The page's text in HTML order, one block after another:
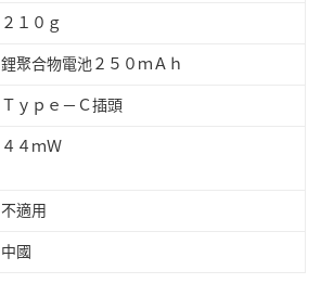
２１０ｇ
鋰聚合物電池２５０ｍＡｈ
Ｔｙｐｅ－Ｃ插頭
４４ｍＷ
不適用
中國